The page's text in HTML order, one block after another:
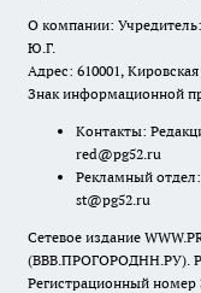
О компании:
Ю.Г.
Адрес: 610001,
Знак информационной
Контакты:
red@pg52.ru
Рекламный
st@pg52.ru
Сетевое издание
(ВВВ.ПРОГОРОДНН.РУ).
Регистрационный номер